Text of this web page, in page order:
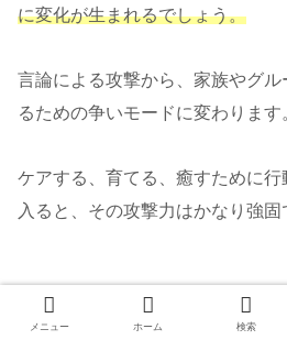
に変化が生まれるでしょう。
言論による攻撃から、家族やグ
るための争いモードに変わります
ケアする、育てる、癒すために
入ると、その攻撃力はかなり強固
④ 金星、ノード、リリスが
メニュー ホーム 検索